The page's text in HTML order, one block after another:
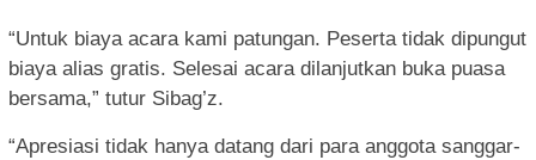
“Untuk biaya acara kami patungan. Peserta tidak dipungut
biaya alias gratis. Selesai acara dilanjutkan buka puasa
bersama,” tutur Sibag’z.
“Apresiasi tidak hanya datang dari para anggota sanggar-